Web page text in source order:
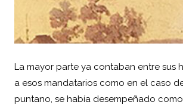
La mayor parte ya contaban entre sus
a esos mandatarios como en el caso
puntano, se había desempeñado